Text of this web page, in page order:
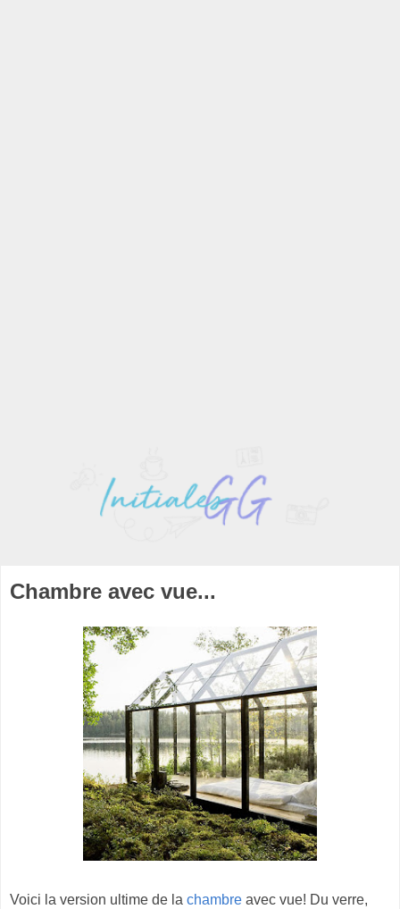
Chambre avec vue...
Voici la version ultime de la chambre avec vue! Du verre,